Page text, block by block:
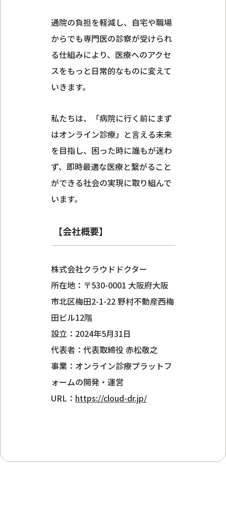
通院の負担を軽減し、自宅や職場
からでも専門医の診察が受けられ
る仕組みにより、医療へのアクセ
スをもっと日常的なものに変えて
いきます。
私たちは、「病院に行く前にまず
はオンライン診療」と言える未来
を目指し、困った時に誰もが迷わ
ず、即時最適な医療と繋がること
ができる社会の実現に取り組んで
います。
【会社概要】
株式会社クラウドドクター
所在地：〒530-0001 大阪府大阪
市北区梅田2-1-22 野村不動産西梅
田ビル12階
設立：2024年5月31日
代表者：代表取締役 赤松敬之
事業：オンライン診療プラットフ
ォームの開発・運営
URL： https://cloud-dr.jp/